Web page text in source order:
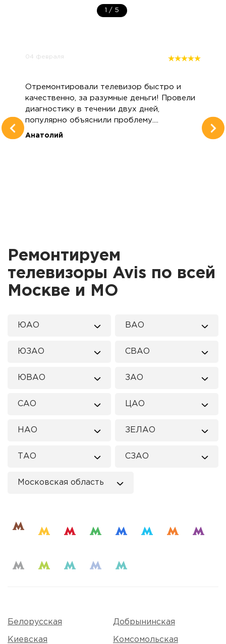
1 / 5
04 февраля
Отремонтировали телевизор быстро и
качественно, за разумные деньги! Провели
диагностику в течении двух дней,
популярно объяснили проблему....
Анатолий
Ремонтируем
телевизоры Avis по всей
Москве и МО
ЮАО ВАО
ЮЗАО СВАО
ЮВАО ЗАО
САО ЦАО
НАО ЗЕЛАО
ТАО СЗАО
Московская область
Белорусская Добрынинская
Киевская Комсомольская